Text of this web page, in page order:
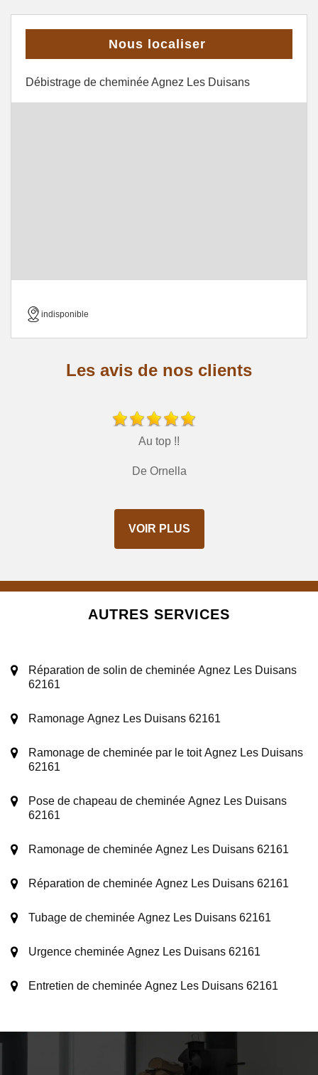
Nous localiser
Débistrage de cheminée Agnez Les Duisans
indisponible
Les avis de nos clients
Au top !!
De Ornella
VOIR PLUS
AUTRES SERVICES
Réparation de solin de cheminée Agnez Les Duisans
62161
Ramonage Agnez Les Duisans 62161
Ramonage de cheminée par le toit Agnez Les Duisans
62161
Pose de chapeau de cheminée Agnez Les Duisans
62161
Ramonage de cheminée Agnez Les Duisans 62161
Réparation de cheminée Agnez Les Duisans 62161
Tubage de cheminée Agnez Les Duisans 62161
Urgence cheminée Agnez Les Duisans 62161
Entretien de cheminée Agnez Les Duisans 62161